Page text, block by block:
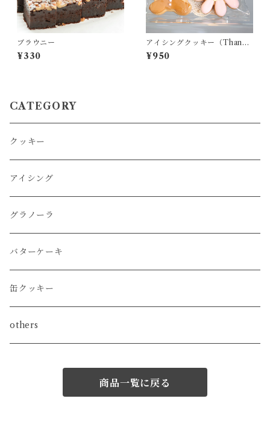
ブラウニー
¥330
アイシングクッキー（Thank
you/Heart/Bear）
¥950
CATEGORY
クッキー
アイシング
グラノーラ
バターケーキ
缶クッキー
others
商品一覧に戻る